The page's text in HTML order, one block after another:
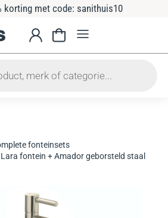
korting met code: sanithuis10
fonteinsets
fontein + Amador geborsteld staal